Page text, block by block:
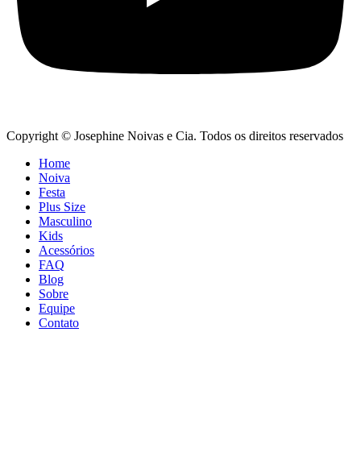
Copyright © Josephine Noivas e Cia. Todos os direitos reservados
Home
Noiva
Festa
Plus Size
Masculino
Kids
Acessórios
FAQ
Blog
Sobre
Equipe
Contato